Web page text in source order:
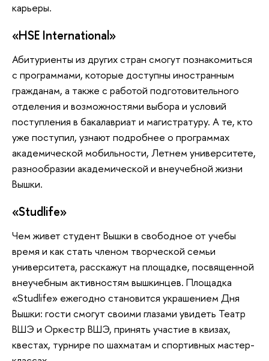
карьеры.
«HSE International»
Абитуриенты из других стран смогут познакомиться
с программами, которые доступны иностранным
гражданам, а также с работой подготовительного
отделения и возможностями выбора и условий
поступления в бакалавриат и магистратуру. А те, кто
уже поступил, узнают подробнее о программах
академической мобильности, Летнем университете,
разнообразии академической и внеучебной жизни
Вышки.
«Studlife»
Чем живет студент Вышки в свободное от учебы
время и как стать членом творческой семьи
университета, расскажут на площадке, посвященной
внеучебным активностям вышкинцев. Площадка
«Studlife» ежегодно становится украшением Дня
Вышки: гости смогут своими глазами увидеть Театр
ВШЭ и Оркестр ВШЭ, принять участие в квизах,
квестах, турнире по шахматам и спортивных мастер-